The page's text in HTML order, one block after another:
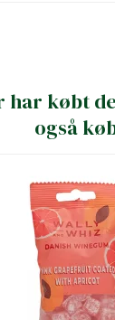
har købt
også